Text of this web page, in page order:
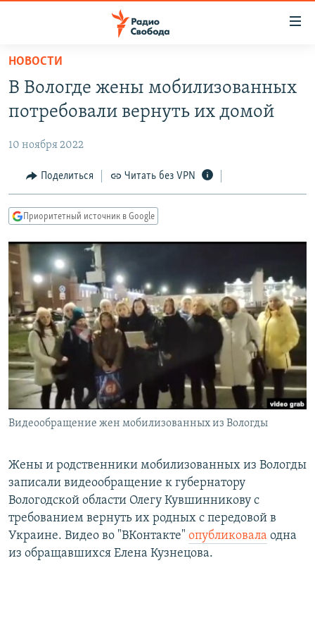
упрощенного
доступа
основному
Вернутся
главной
навигации
Вернутся
поиску
ПОДКАСТЫ
АВТОРСКИЕ ПРОЕКТЫ
ЦИТАТЫ СВОБОДЫ
МНЕНИЯ
IDEL.РЕАЛИИ
КАВКАЗ.РЕАЛИИ
СЕВЕР.РЕАЛИИ
СИБИРЬ.РЕАЛИИ
РАСПИСАНИЕ ВЕЩАНИЯ
ПОДПИШИТЕСЬ НА РАССЫЛКУ
СОЦИАЛЬНЫЕ СЕТИ
Все сайты РСЕ/РС
НОВОСТИ
В Вологде жены мобилизованных
потребовали вернуть их домой
10 ноября 2022
Поделиться Читать без VPN
Приоритетный источник в Google
Видеообращение жен мобилизованных из Вологды
Жены и родственники мобилизованных из Вологды
записали видеообращение к губернатору
Вологодской области Олегу Кувшинникову с
требованием вернуть их родных с передовой в
Украине. Видео во "ВКонтакте" опубликовала одна
из обращавшихся Елена Кузнецова.